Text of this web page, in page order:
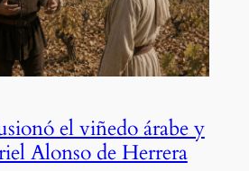
el viñedo árabe y
Alonso de Herrera